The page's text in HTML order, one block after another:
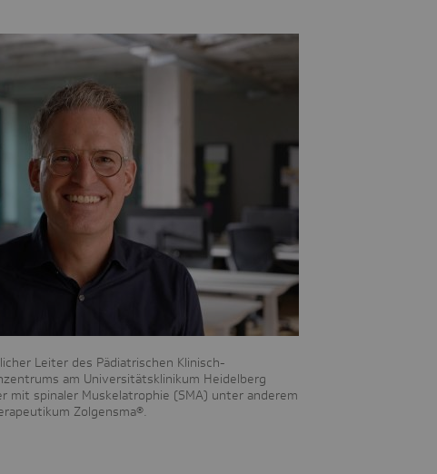
Leiter des Pädiatrischen Klinisch-
am Universitätsklinikum Heidelberg
mit spinaler Muskelatrophie (SMA) unter anderem
Zolgensma®.